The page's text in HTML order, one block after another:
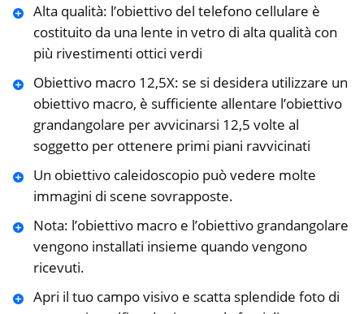
Alta qualità: l’obiettivo del telefono cellulare è
costituito da una lente in vetro di alta qualità con
più rivestimenti ottici verdi
Obiettivo macro 12,5X: se si desidera utilizzare un
obiettivo macro, è sufficiente allentare l’obiettivo
grandangolare per avvicinarsi 12,5 volte al
soggetto per ottenere primi piani ravvicinati
Un obiettivo caleidoscopio può vedere molte
immagini di scene sovrapposte.
Nota: l’obiettivo macro e l’obiettivo grandangolare
vengono installati insieme quando vengono
ricevuti.
Apri il tuo campo visivo e scatta splendide foto di